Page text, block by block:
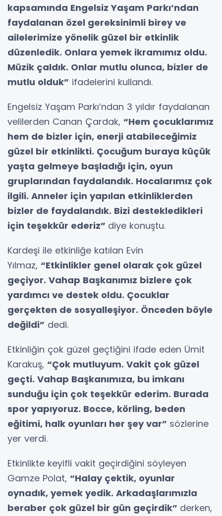
kapsamında Engelsiz Yaşam Parkı’ndan
faydalanan özel gereksinimli birey ve
ailelerimize yönelik güzel bir etkinlik
düzenledik. Onlara yemek ikramımız oldu.
Müzik çaldık. Onlar mutlu olunca, bizler de
mutlu olduk” ifadelerini kullandı.
Engelsiz Yaşam Parkı’ndan 3 yıldır faydalanan
velilerden Canan Çardak, “Hem çocuklarımız
hem de bizler için, enerji atabileceğimiz
güzel bir etkinlikti. Çocuğum buraya küçük
yaşta gelmeye başladığı için, oyun
gruplarından faydalandık. Hocalarımız çok
ilgili. Anneler için yapılan etkinliklerden
bizler de faydalandık. Bizi destekledikleri
için teşekkür ederiz” diye konuştu.
Kardeşi ile etkinliğe katılan Evin
Yılmaz, “Etkinlikler genel olarak çok güzel
geçiyor. Vahap Başkanımız bizlere çok
yardımcı ve destek oldu. Çocuklar
gerçekten de sosyalleşiyor. Önceden böyle
değildi” dedi.
Etkinliğin çok güzel geçtiğini ifade eden Ümit
Karakuş, “Çok mutluyum. Vakit çok güzel
geçti. Vahap Başkanımıza, bu imkanı
sunduğu için çok teşekkür ederim. Burada
spor yapıyoruz. Bocce, körling, beden
eğitimi, halk oyunları her şey var” sözlerine
yer verdi.
Etkinlikte keyifli vakit geçirdiğini söyleyen
Gamze Polat, “Halay çektik, oyunlar
oynadık, yemek yedik. Arkadaşlarımızla
beraber çok güzel bir gün geçirdik” derken,